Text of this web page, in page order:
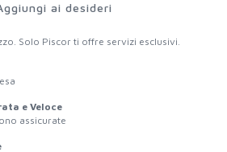
ai desideri
Solo Piscor ti offre servizi esclusivi.
e Veloce
assicurate